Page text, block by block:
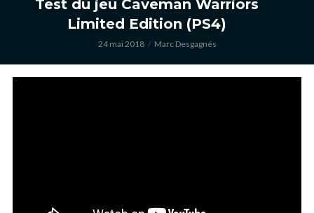
Test du jeu Caveman Warriors
Limited Edition (PS4)
24 mai 2018 Marc Desgagnés